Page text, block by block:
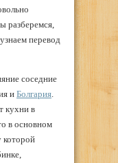
разберемся,
перевод
соседние
и Болгария
кухни в
в основном
которой